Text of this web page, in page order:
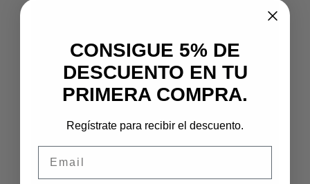
CONSIGUE 5% DE
DESCUENTO EN TU
PRIMERA COMPRA.
Regístrate para recibir el descuento.